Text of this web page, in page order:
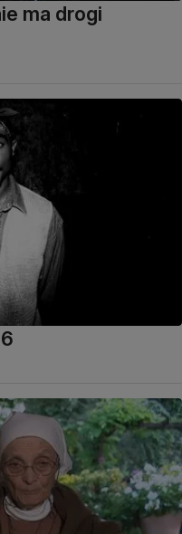
ma drogi